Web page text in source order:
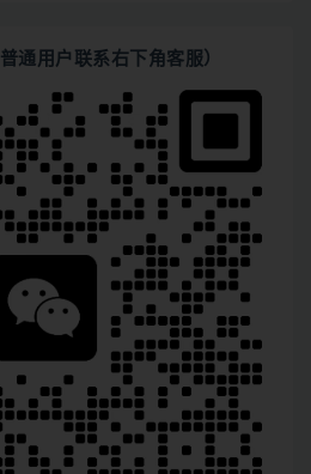
通用户联系右下角客服）